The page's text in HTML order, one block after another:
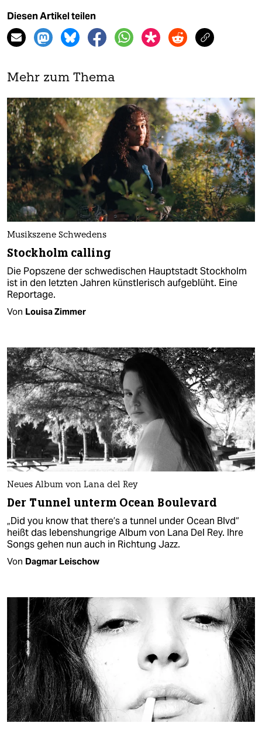
Diesen Artikel teilen
Mehr zum Thema
Musikszene Schwedens
Stockholm calling
Die Popszene der schwedischen Hauptstadt Stockholm
ist in den letzten Jahren künstlerisch aufgeblüht. Eine
Reportage.
Von Louisa Zimmer
Neues Album von Lana del Rey
Der Tunnel unterm Ocean Boulevard
„Did you know that there’s a tunnel under Ocean Blvd“
heißt das lebenshungrige Album von Lana Del Rey. Ihre
Songs gehen nun auch in Richtung Jazz.
Von Dagmar Leischow